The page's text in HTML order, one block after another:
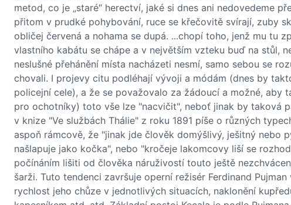
metod, co je „staré“ herectví, jaké si dnes ani nedovedeme
přitom v prudké pohybování, ruce se křečovitě svírají, zuby
obličej červená a nohama se dupá. ...chopí toho, jenž mu tu
vlastního kabátu se chápe a v největším vzteku buď na stůl,
neslušné přehánění místa nacházeti nesmí, samo sebou se
chovali. I projevy citu podléhají vývoji a módám (dnes by
policejní cele), a že se považovalo za žádoucí a možné,
pro ochotníky) toto vše lze "nacvičit", neboť jinak by taková
v knize "Ve službách Thálie" z roku 1891 píše o různých
aspoň rámcově, že "jinak jde člověk domýšlivý, ješitný nebo
našlapuje jako kočka", nebo "kročeje lakomcovy liší se
počínáním lišiti od člověka náruživostí touto ještě
šarži. Tuto tendenci završuje operní režisér Ferdinand
rychlost jeho chůze v jednotlivých situacích, naklonění